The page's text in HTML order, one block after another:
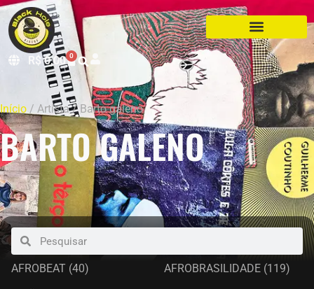
R$0,00 0
Início / Artista / Barto galeno
BARTO GALENO
AFROBEAT (40) AFROBRASILIDADE (119)